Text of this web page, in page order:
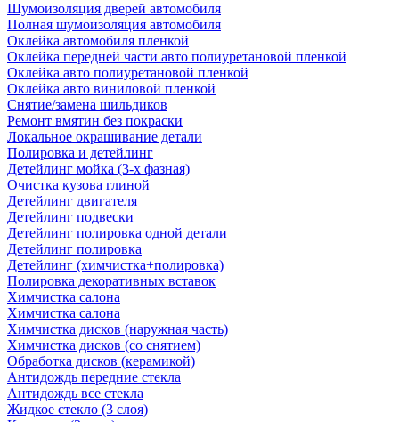
Шумоизоляция дверей автомобиля
Полная шумоизоляция автомобиля
Оклейка автомобиля пленкой
Оклейка передней части авто полиуретановой пленкой
Оклейка авто полиуретановой пленкой
Оклейка авто виниловой пленкой
Снятие/замена шильдиков
Ремонт вмятин без покраски
Локальное окрашивание детали
Полировка и детейлинг
Детейлинг мойка (3-х фазная)
Очистка кузова глиной
Детейлинг двигателя
Детейлинг подвески
Детейлинг полировка одной детали
Детейлинг полировка
Детейлинг (химчистка+полировка)
Полировка декоративных вставок
Химчистка салона
Химчистка салона
Химчистка дисков (наружная часть)
Химчистка дисков (со снятием)
Обработка дисков (керамикой)
Антидождь передние стекла
Антидождь все стекла
Жидкое стекло (3 слоя)